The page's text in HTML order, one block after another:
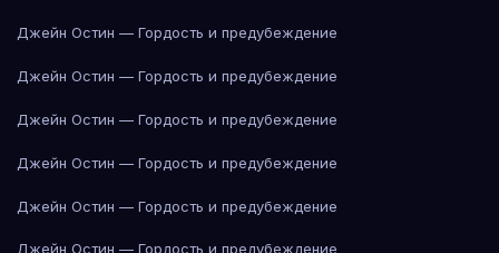
Джейн Остин — Гордость и предубеждение
Джейн Остин — Гордость и предубеждение
Джейн Остин — Гордость и предубеждение
Джейн Остин — Гордость и предубеждение
Джейн Остин — Гордость и предубеждение
Джейн Остин — Гордость и предубеждение